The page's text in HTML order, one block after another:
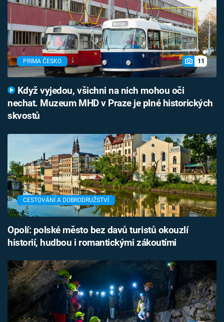
PRIMA ČESKO 11
Když vyjedou, všichni na nich mohou oči
nechat. Muzeum MHD v Praze je plné historických
skvostů
CESTOVÁNÍ A DOBRODRUŽSTVÍ
Opolí: polské město bez davů turistů okouzlí
historií, hudbou i romantickými zákoutími